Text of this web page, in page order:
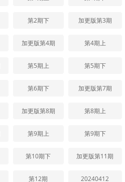
第2期下 加更版第3期
加更版第4期 第4期上
第5期上 第5期下
第6期下 加更版第7期
加更版第8期 第8期上
第9期上 第9期下
第10期下 加更版第11期
第12期 20240412